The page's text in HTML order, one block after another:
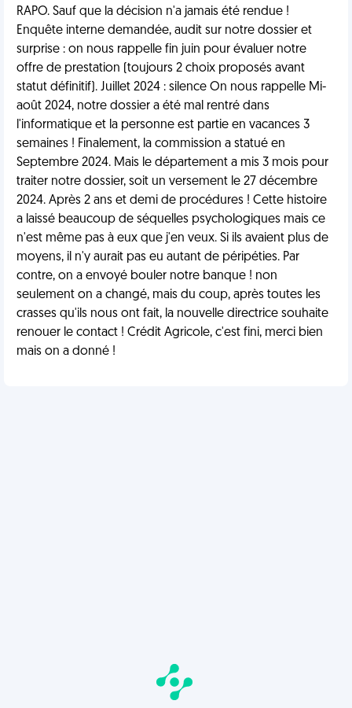
RAPO. Sauf que la décision n'a jamais été rendue !
Enquête interne demandée, audit sur notre dossier et
surprise : on nous rappelle fin juin pour évaluer notre
offre de prestation (toujours 2 choix proposés avant
statut définitif). Juillet 2024 : silence On nous rappelle Mi-
août 2024, notre dossier a été mal rentré dans
l'informatique et la personne est partie en vacances 3
semaines ! Finalement, la commission a statué en
Septembre 2024. Mais le département a mis 3 mois pour
traiter notre dossier, soit un versement le 27 décembre
2024. Après 2 ans et demi de procédures ! Cette histoire
a laissé beaucoup de séquelles psychologiques mais ce
n'est même pas à eux que j'en veux. Si ils avaient plus de
moyens, il n'y aurait pas eu autant de péripéties. Par
contre, on a envoyé bouler notre banque ! non
seulement on a changé, mais du coup, après toutes les
crasses qu'ils nous ont fait, la nouvelle directrice souhaite
renouer le contact ! Crédit Agricole, c'est fini, merci bien
mais on a donné !